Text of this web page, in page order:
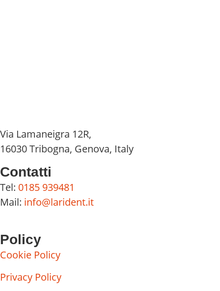
Via Lamaneigra 12R,
16030 Tribogna, Genova, Italy
Contatti
Tel: 0185 939481
Mail: info@larident.it
Policy
Cookie Policy
Privacy Policy